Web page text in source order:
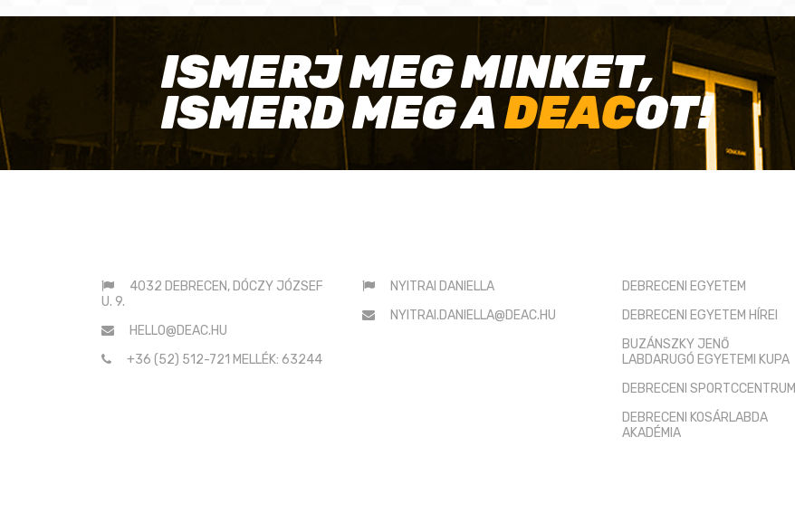
P
E
ISMERJ MEG MINKET,
ISMERD MEG ADEACOT!
4032 DEBRECEN, DÓCZY JÓZSEF
U. 9.
HELLO@DEAC.HU
+36 (52) 512-721 MELLÉK: 63244
NYITRAI DANIELLA
NYITRAI.DANIELLA@DEAC.HU
DEBRECENI EGYETEM
DEBRECENI EGYETEM HÍREI
BUZÁNSZKY JENŐ
LABDARUGÓ EGYETEMI KUPA
DEBRECENI SPORTCCENTRUM
DEBRECENI KOSÁRLABDA
AKADÉMIA